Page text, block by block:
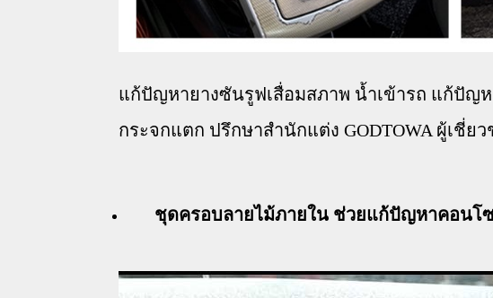
แก้ปัญหายางซันรูฟเสื่อมสภาพ น้ำเข้ารถ แก้ปัญ
กระจกแตก ปรึกษาสำนักแต่ง GODTOWA ผู้เชี่
ชุดครอบลายไม้ภายใน ช่วยแก้ปัญหาคอนโ